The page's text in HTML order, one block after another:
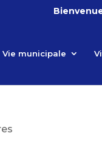
Vie municipale